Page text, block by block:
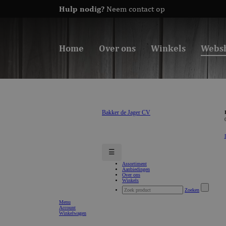
Hulp nodig? Neem contact op
Home Over ons Winkels